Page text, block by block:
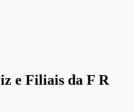
e Filiais da F R